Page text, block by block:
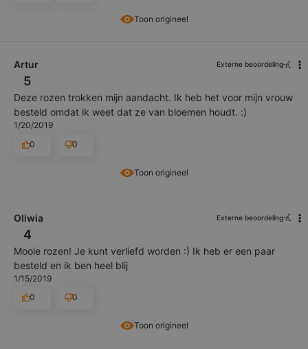
Toon origineel
Toon origineel
Artur Externe beoordeling
5
Deze rozen trokken mijn aandacht. Ik heb het voor mijn vrouw
besteld omdat ik weet dat ze van bloemen houdt. :)
1/20/2019
0
0
Toon origineel
Oliwia Externe beoordeling
4
Mooie rozen! Je kunt verliefd worden :) Ik heb er een paar
besteld en ik ben heel blij
1/15/2019
0
0